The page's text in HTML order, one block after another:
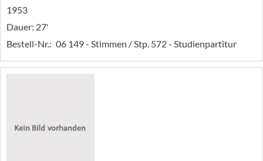
1953
Dauer: 27'
Bestell-Nr.: 06 149 - Stimmen / Stp. 572 - Studienpartitur